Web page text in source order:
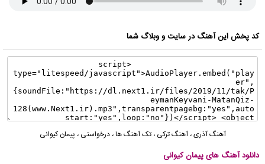
کد پخش این آهنگ در سایت و وبلاگ شما
آهنگ آذری،آهنگ ترکی ،تک آهنگ ها،درخواستی ، پیمان کیوانی
دانلود آهنگ های پیمان کیوانی